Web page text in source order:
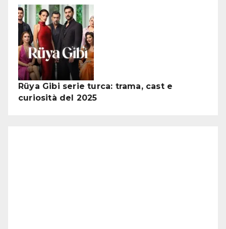
Rüya Gibi serie turca: trama, cast e
curiosità del 2025